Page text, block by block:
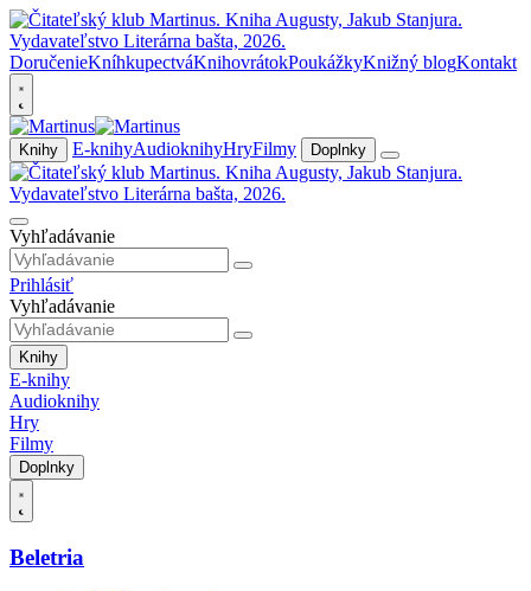
DoručenieKníhkupectváKnihovrátokPoukážkyKnižný blogKontakt
Knihy E-knihyAudioknihyHryFilmy Doplnky
Vyhľadávanie
Prihlásiť
Vyhľadávanie
Knihy
E-knihy
Audioknihy
Hry
Filmy
Doplnky
Beletria